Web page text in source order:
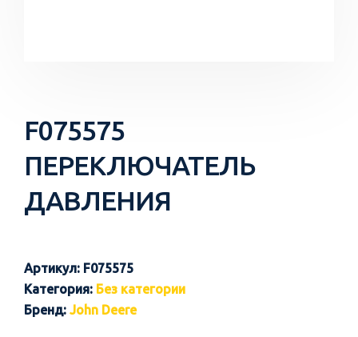
F075575
ПЕРЕКЛЮЧАТЕЛЬ
ДАВЛЕНИЯ
Артикул: F075575
Категория: Без категории
Бренд: John Deere